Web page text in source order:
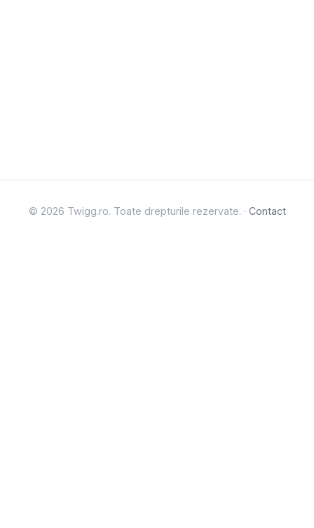
© 2026 Twigg.ro. Toate drepturile rezervate. · Contact